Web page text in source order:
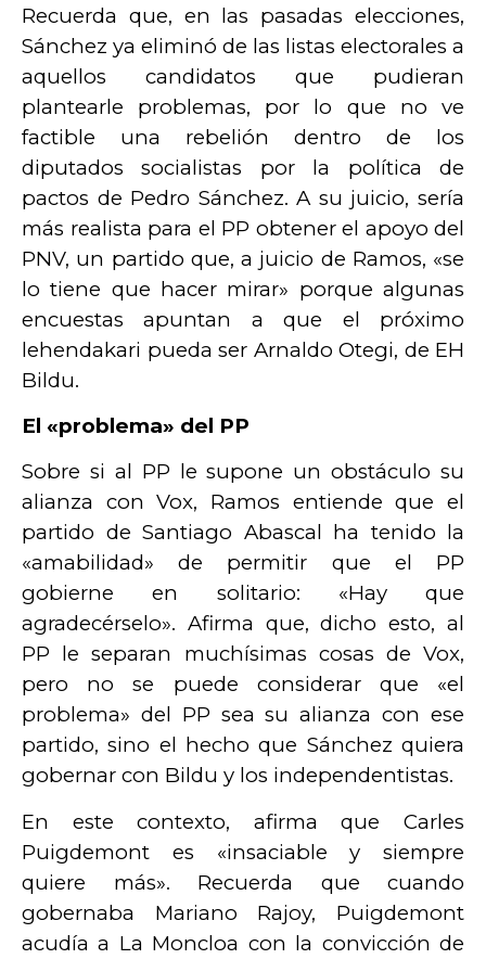
Recuerda que, en las pasadas elecciones,
Sánchez ya eliminó de las listas electorales a
aquellos candidatos que pudieran
plantearle problemas, por lo que no ve
factible una rebelión dentro de los
diputados socialistas por la política de
pactos de Pedro Sánchez. A su juicio, sería
más realista para el PP obtener el apoyo del
PNV, un partido que, a juicio de Ramos, «se
lo tiene que hacer mirar» porque algunas
encuestas apuntan a que el próximo
lehendakari pueda ser Arnaldo Otegi, de EH
Bildu.
El «problema» del PP
Sobre si al PP le supone un obstáculo su
alianza con Vox, Ramos entiende que el
partido de Santiago Abascal ha tenido la
«amabilidad» de permitir que el PP
gobierne en solitario: «Hay que
agradecérselo». Afirma que, dicho esto, al
PP le separan muchísimas cosas de Vox,
pero no se puede considerar que «el
problema» del PP sea su alianza con ese
partido, sino el hecho que Sánchez quiera
gobernar con Bildu y los independentistas.
En este contexto, afirma que Carles
Puigdemont es «insaciable y siempre
quiere más». Recuerda que cuando
gobernaba Mariano Rajoy, Puigdemont
acudía a La Moncloa con la convicción de